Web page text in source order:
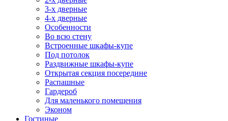
3-х дверные
4-х дверные
Особенности
Во всю стену
Встроенные шкафы-купе
Под потолок
Раздвижные шкафы-купе
Открытая секция посередине
Распашные
Гардероб
Для маленького помещения
Эконом
Гостиные